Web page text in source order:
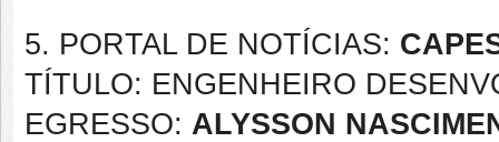
5. PORTAL DE NOTÍCIAS:
TÍTULO: ENGENHEIRO
EGRESSO: ALYSSON